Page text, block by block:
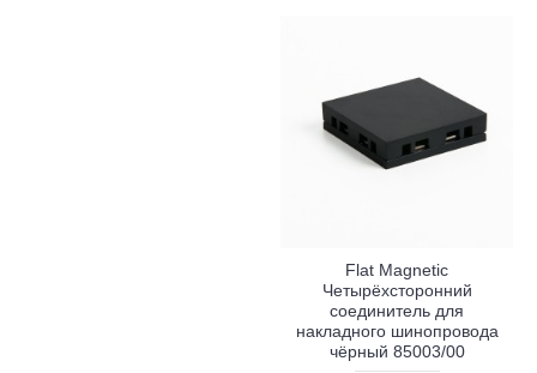
Flat Magnetic
Четырёхсторонний
соединитель для
накладного шинопровода
чёрный 85003/00